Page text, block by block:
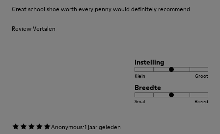
Great school shoe worth every penny would definitely recommend
Review Vertalen
Instelling
Klein Groot
Breedte
Smal Breed
Anonymous·1 jaar geleden